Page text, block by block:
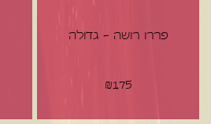
פררו רושה - גדולה
₪175